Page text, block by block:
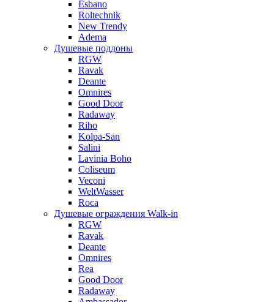
Esbano
Roltechnik
New Trendy
Adema
Душевые поддоны
RGW
Ravak
Deante
Omnires
Good Door
Radaway
Riho
Kolpa-San
Salini
Lavinia Boho
Coliseum
Veconi
WeltWasser
Roca
Душевые ограждения Walk-in
RGW
Ravak
Deante
Omnires
Rea
Good Door
Radaway